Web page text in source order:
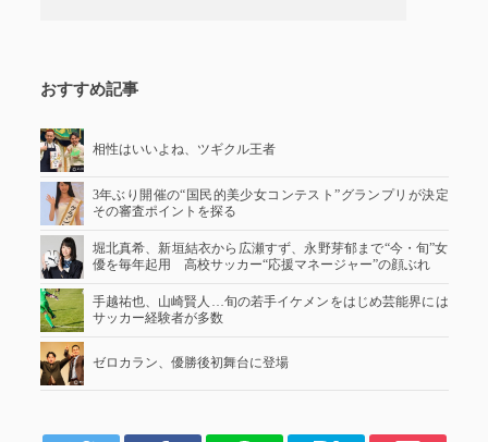
おすすめ記事
相性はいいよね、ツギクル王者
3年ぶり開催の“国民的美少女コンテスト”グランプリが決定
その審査ポイントを探る
堀北真希、新垣結衣から広瀬すず、永野芽郁まで“今・旬”女
優を毎年起用 高校サッカー“応援マネージャー”の顔ぶれ
手越祐也、山崎賢人…旬の若手イケメンをはじめ芸能界には
サッカー経験者が多数
ゼロカラン、優勝後初舞台に登場